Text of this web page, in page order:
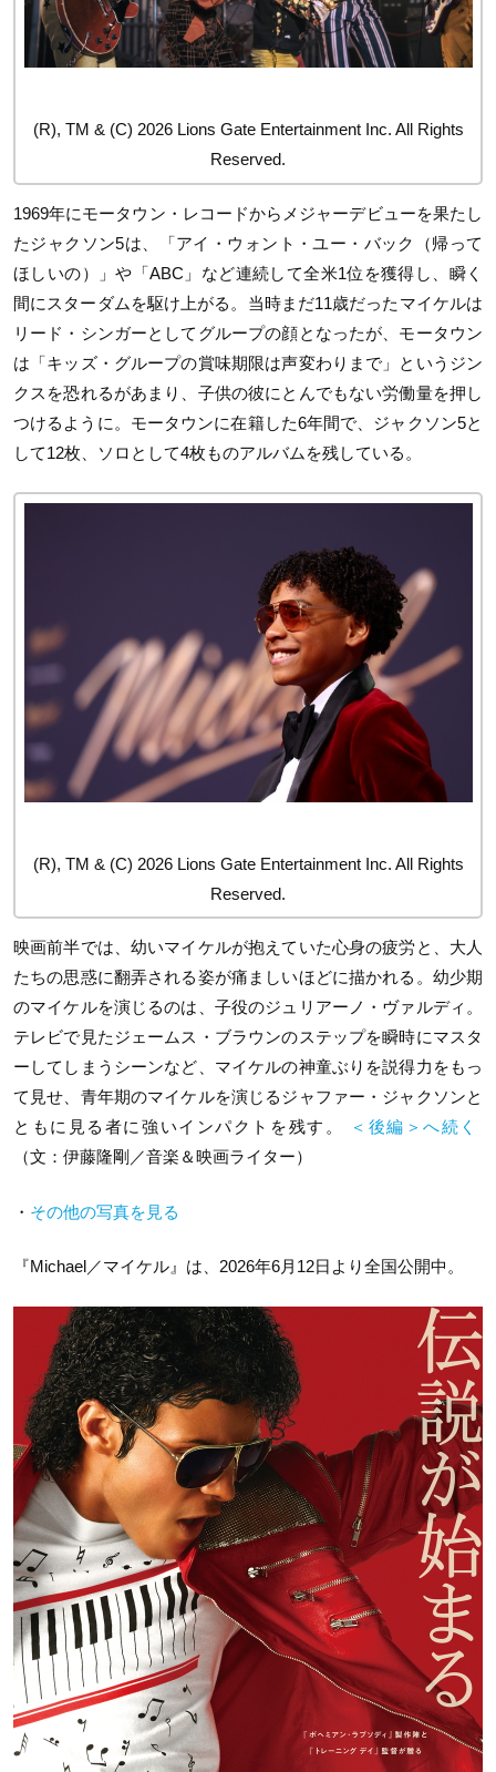
(R), TM & (C) 2026 Lions Gate Entertainment Inc. All Rights
Reserved.
1969年にモータウン・レコードからメジャーデビューを果たし
たジャクソン5は、「アイ・ウォント・ユー・バック（帰って
ほしいの）」や「ABC」など連続して全米1位を獲得し、瞬く
間にスターダムを駆け上がる。当時まだ11歳だったマイケルは
リード・シンガーとしてグループの顔となったが、モータウン
は「キッズ・グループの賞味期限は声変わりまで」というジン
クスを恐れるがあまり、子供の彼にとんでもない労働量を押し
つけるように。モータウンに在籍した6年間で、ジャクソン5と
して12枚、ソロとして4枚ものアルバムを残している。
(R), TM & (C) 2026 Lions Gate Entertainment Inc. All Rights
Reserved.
映画前半では、幼いマイケルが抱えていた心身の疲労と、大人
たちの思惑に翻弄される姿が痛ましいほどに描かれる。幼少期
のマイケルを演じるのは、子役のジュリアーノ・ヴァルディ。
テレビで見たジェームス・ブラウンのステップを瞬時にマスタ
ーしてしまうシーンなど、マイケルの神童ぶりを説得力をもっ
て見せ、青年期のマイケルを演じるジャファー・ジャクソンと
ともに見る者に強いインパクトを残す。
＜後編＞へ続く
（文：伊藤隆剛／音楽＆映画ライター）
・ その他の写真を見る
『Michael／マイケル』は、2026年6月12日より全国公開中。